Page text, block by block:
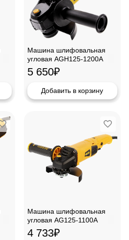
Машина шлифовальная
угловая AGH125-1200A
Denzel, 26909
5 650₽
Добавить в корзину
Машина шлифовальная
угловая AG125-1100А
Denzel, 26908
4 733₽